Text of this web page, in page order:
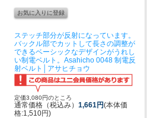
ステッチ部分が反射になっています。
バックル部でカットして長さの調整が
できるベーシックなデザインがうれし
い制電ベルト。 Asahicho 0048 制電反
射ベルト│アサヒチョウ
定価3,080円のところ
通常価格（税込み） 1,661円(本体価
格:1,510円)